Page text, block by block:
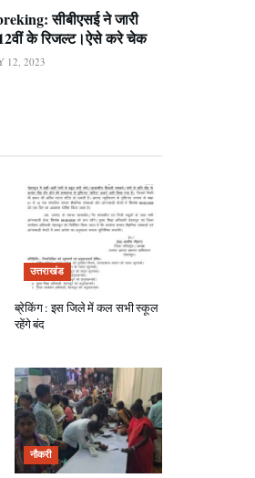
सीबीएसई ने जारी
के रिजल्ट।ऐसे करे चेक
12, 2023
उत्तराखंड
ब्रेकिंग : इस जिले में कल सभी स्कूल
रहेंगे बंद
नौकरी